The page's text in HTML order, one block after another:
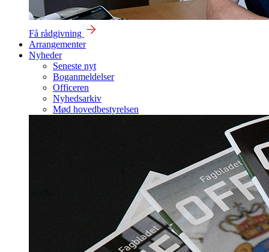
Få rådgivning
Arrangementer
Nyheder
Seneste nyt
Boganmeldelser
Officeren
Nyhedsarkiv
Mød hovedbestyrelsen